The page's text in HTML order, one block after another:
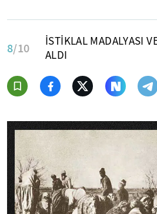
8/10
İSTİKLAL MADALYASI
ALDI